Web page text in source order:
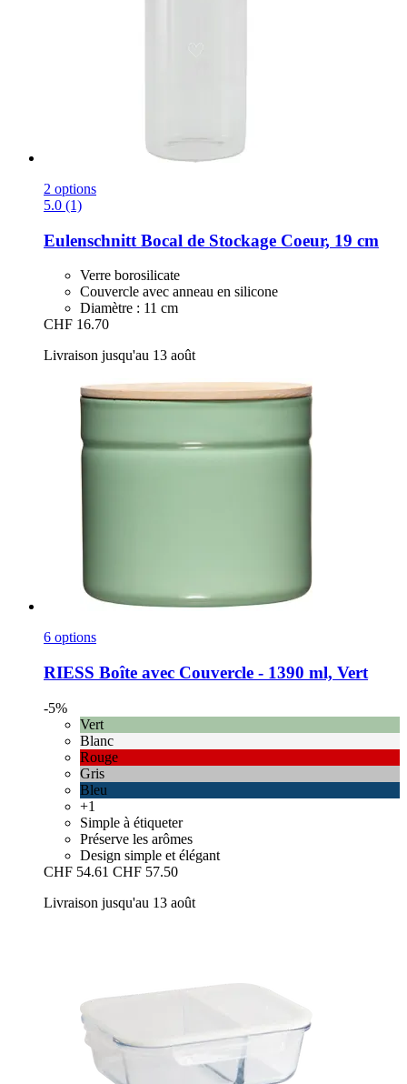
2 options
5.0 (1)
Eulenschnitt Bocal de Stockage Coeur, 19 cm
Verre borosilicate
Couvercle avec anneau en silicone
Diamètre : 11 cm
CHF 16.70
Livraison jusqu'au 13 août
6 options
RIESS Boîte avec Couvercle -​ 1390 ml, Vert
-5%
Vert
Blanc
Rouge
Gris
Bleu
+1
Simple à étiqueter
Préserve les arômes
Design simple et élégant
CHF 54.61 CHF 57.50
Livraison jusqu'au 13 août